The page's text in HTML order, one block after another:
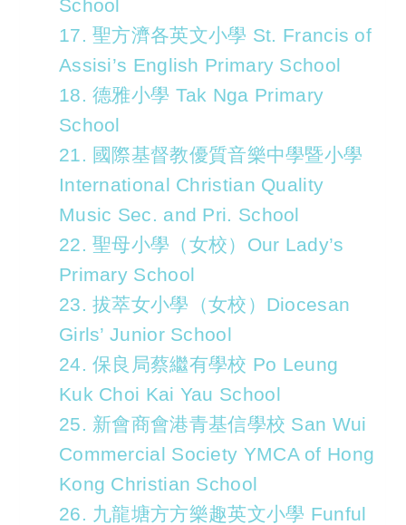
School
17. 聖方濟各英文小學 St. Francis of
Assisi’s English Primary School
18. 德雅小學 Tak Nga Primary
School
21. 國際基督教優質音樂中學暨小學
International Christian Quality
Music Sec. and Pri. School
22. 聖母小學（女校）Our Lady’s
Primary School
23. 拔萃女小學（女校）Diocesan
Girls’ Junior School
24. 保良局蔡繼有學校 Po Leung
Kuk Choi Kai Yau School
25. 新會商會港青基信學校 San Wui
Commercial Society YMCA of Hong
Kong Christian School
26. 九龍塘方方樂趣英文小學 Funful